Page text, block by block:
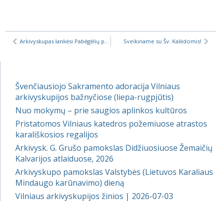
Arkivyskupas lankėsi Pabėgėlių priėmimo centre Rukloje Sveikiname su Šv. Kalėdomis!
Švenčiausiojo Sakramento adoracija Vilniaus
arkivyskupijos bažnyčiose (liepa-rugpjūtis)
Nuo mokymų – prie saugios aplinkos kultūros
Pristatomos Vilniaus katedros požemiuose atrastos
karališkosios regalijos
Arkivysk. G. Grušo pamokslas Didžiuosiuose Žemaičių
Kalvarijos atlaiduose, 2026
Arkivyskupo pamokslas Valstybės (Lietuvos Karaliaus
Mindaugo karūnavimo) dieną
Vilniaus arkivyskupijos žinios | 2026-07-03